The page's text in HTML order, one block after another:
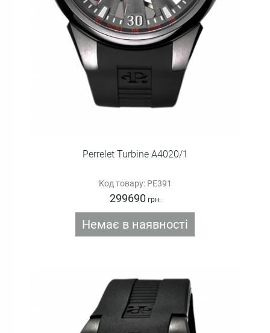
Perrelet Turbine A4020/1
Код товару: PE391
299690 грн.
Немає в наявності